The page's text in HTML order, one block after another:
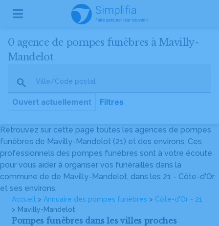
0 agence de pompes funèbres à Mavilly-
Mandelot
Ville/Code postal
Ouvert actuellement Filtres
Retrouvez sur cette page toutes les agences de pompes
funèbres de Mavilly-Mandelot (21) et des environs. Ces
professionnels des pompes funèbres sont à votre écoute
pour vous aider à organiser vos funérailles dans la
commune de de Mavilly-Mandelot, dans les 21 - Côte-d'Or
et ses environs.
Accueil > Annuaire des pompes funèbres > Côte-d'Or - 21
> Mavilly-Mandelot
Pompes funèbres dans les villes proches